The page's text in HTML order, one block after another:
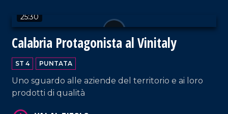
25:30
Calabria Protagonista al Vinitaly
ST 4 PUNTATA
Uno sguardo alle aziende del territorio e ai loro
prodotti di qualità
VAI AL TITOLO